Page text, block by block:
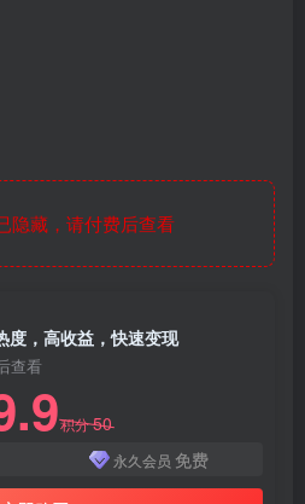
藏，请付费后查看
度，高收益，快速变现
查看
积分50
永久会员 免费